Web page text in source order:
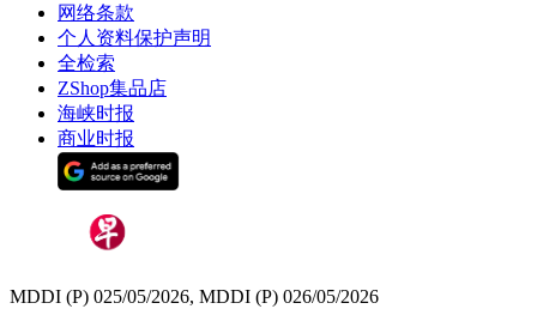
网络条款
个人资料保护声明
全检索
ZShop集品店
海峡时报
商业时报
MDDI (P) 025/05/2026, MDDI (P) 026/05/2026